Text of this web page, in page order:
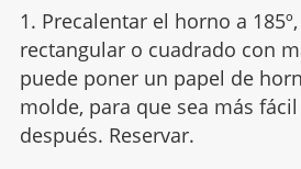
1. Precalentar el horno a
rectangular o cuadrado con
puede poner un papel de
molde, para que sea más
después. Reservar.